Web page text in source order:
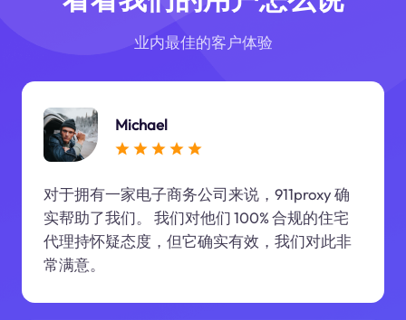
业内最佳的客户体验
Michael
对于拥有一家电子商务公司来说，911proxy 确
实帮助了我们。 我们对他们 100% 合规的住宅
代理持怀疑态度，但它确实有效，我们对此非
常满意。